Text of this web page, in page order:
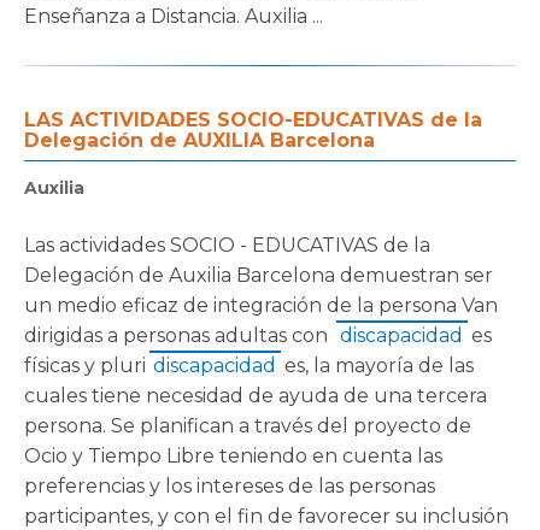
Enseñanza a Distancia. Auxilia ...
LAS ACTIVIDADES SOCIO-EDUCATIVAS de la
Delegación de AUXILIA Barcelona
Auxilia
Las actividades SOCIO - EDUCATIVAS de la
Delegación de Auxilia Barcelona demuestran ser
un medio eficaz de integración de la persona Van
dirigidas a personas adultas con discapacidad es
físicas y pluri discapacidad es, la mayoría de las
cuales tiene necesidad de ayuda de una tercera
persona. Se planifican a través del proyecto de
Ocio y Tiempo Libre teniendo en cuenta las
preferencias y los intereses de las personas
participantes, y con el fin de favorecer su inclusión